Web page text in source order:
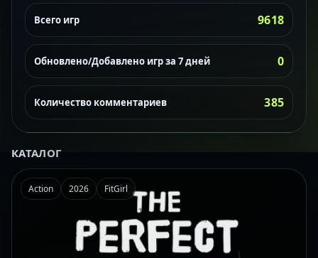
Всего игр 9618
Обновлено/Добавлено игр за 7 дней 0
Количество комментариев 385
КАТАЛОГ
Action 2026 FitGirl